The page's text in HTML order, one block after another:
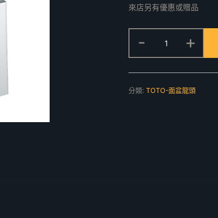
來店另有優惠或贈品
-
臉
盆
用
單
+
分類: TOTO-面盆龍頭